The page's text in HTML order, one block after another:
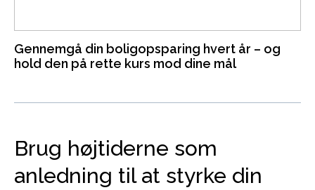
Gennemgå din boligopsparing hvert år – og
hold den på rette kurs mod dine mål
Brug højtiderne som
anledning til at styrke din